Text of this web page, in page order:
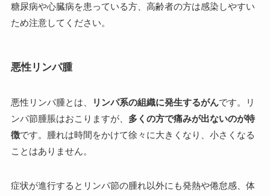
糖尿病や心臓病を患っている方、高齢者の方は感染しやすい
ため注意してください。
悪性リンパ腫
悪性リンパ腫とは、 リンパ系の組織に発生するがんです。リ
ンパ節腫脹はおこりますが、 多くの方で痛みが出ないのが特
徴です。腫れは時間をかけて徐々に大きくなり、小さくなる
ことはありません。
症状が進行するとリンパ節の腫れ以外にも発熱や倦怠感、体